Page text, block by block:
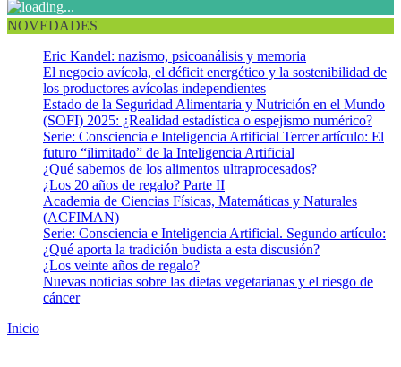
NOVEDADES
Eric Kandel: nazismo, psicoanálisis y memoria
El negocio avícola, el déficit energético y la sostenibilidad de
los productores avícolas independientes
Estado de la Seguridad Alimentaria y Nutrición en el Mundo
(SOFI) 2025: ¿Realidad estadística o espejismo numérico?
Serie: Consciencia e Inteligencia Artificial Tercer artículo: El
futuro “ilimitado” de la Inteligencia Artificial
¿Qué sabemos de los alimentos ultraprocesados?
¿Los 20 años de regalo? Parte II
Academia de Ciencias Físicas, Matemáticas y Naturales
(ACFIMAN)
Serie: Consciencia e Inteligencia Artificial. Segundo artículo:
¿Qué aporta la tradición budista a esta discusión?
¿Los veinte años de regalo?
Nuevas noticias sobre las dietas vegetarianas y el riesgo de
cáncer
Inicio